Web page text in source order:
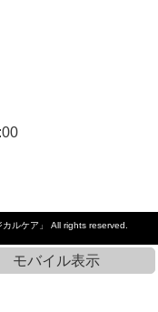
ルケア」 All rights reserved.
モバイル表示